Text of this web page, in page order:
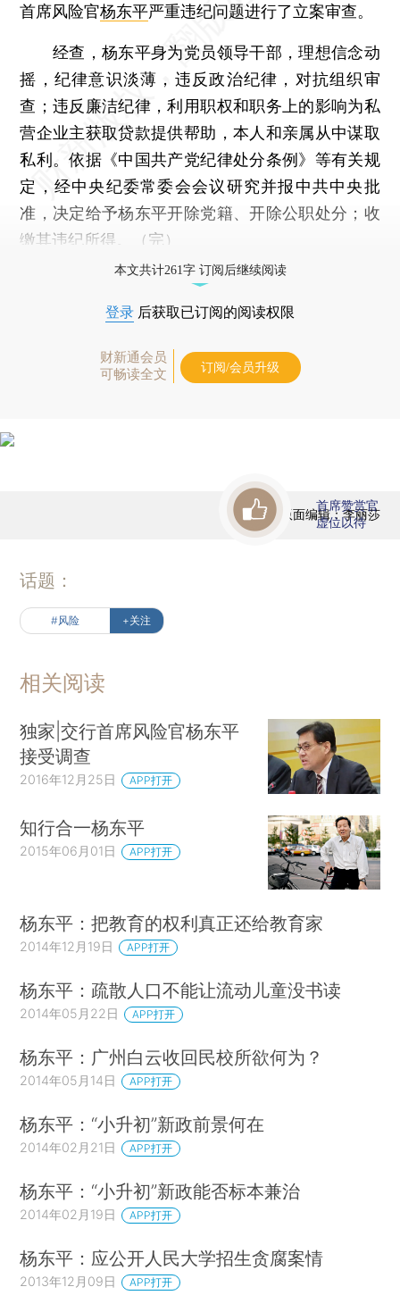
首席风险官杨东平严重违纪问题进行了立案审查。
经查，杨东平身为党员领导干部，理想信念动
摇，纪律意识淡薄，违反政治纪律，对抗组织审
查；违反廉洁纪律，利用职权和职务上的影响为私
营企业主获取贷款提供帮助，本人和亲属从中谋取
私利。依据《中国共产党纪律处分条例》等有关规
定，经中央纪委常委会会议研究并报中共中央批
准，决定给予杨东平开除党籍、开除公职处分；收
缴其违纪所得。（完）
本文共计261字 订阅后继续阅读
登录 后获取已订阅的阅读权限
财新通会员
可畅读全文
订阅/会员升级
版面编辑：李丽莎
首席赞赏官
虚位以待
话题：
#风险 +关注
相关阅读
独家|交行首席风险官杨东平
接受调查
2016年12月25日 APP打开
知行合一杨东平
2015年06月01日 APP打开
杨东平：把教育的权利真正还给教育家
2014年12月19日 APP打开
杨东平：疏散人口不能让流动儿童没书读
2014年05月22日 APP打开
杨东平：广州白云收回民校所欲何为？
2014年05月14日 APP打开
杨东平：“小升初”新政前景何在
2014年02月21日 APP打开
杨东平：“小升初”新政能否标本兼治
2014年02月19日 APP打开
杨东平：应公开人民大学招生贪腐案情
2013年12月09日 APP打开